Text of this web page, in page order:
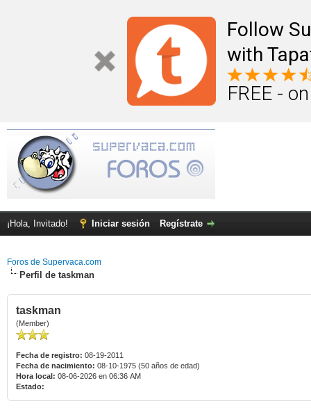
Follow
with
FREE -
¡Hola, Invitado! Iniciar sesión Regístrate
Foros de Supervaca.com
Perfil de taskman
taskman
(Member)
Fecha de registro: 08-19-2011
Fecha de nacimiento: 08-10-1975 (50 años de edad)
Hora local: 08-06-2026 en 06:36 AM
Estado: